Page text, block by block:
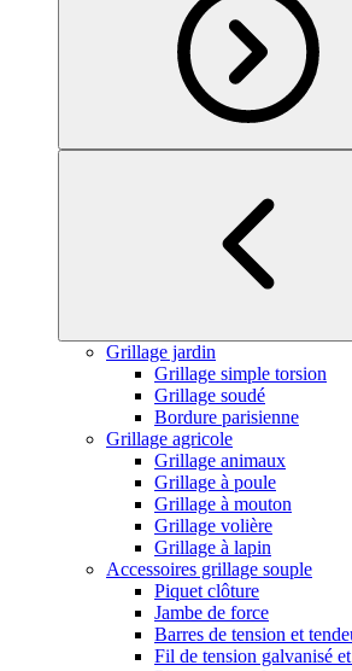
Grillage jardin
Grillage simple torsion
Grillage soudé
Bordure parisienne
Grillage agricole
Grillage animaux
Grillage à poule
Grillage à mouton
Grillage volière
Grillage à lapin
Accessoires grillage souple
Piquet clôture
Jambe de force
Barres de tension et
Fil de tension galvanisé